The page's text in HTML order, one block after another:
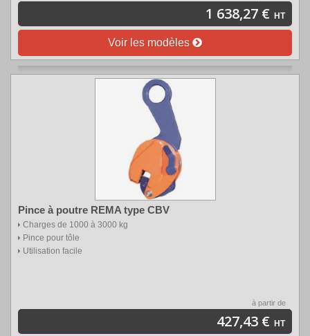
1 638,27 € HT
Voir les modèles
Pince à poutre REMA type CBV
Charges de 1000 à 3000 kg
Pince pour tôle
Utilisation facile
à partir de
427,43 € HT